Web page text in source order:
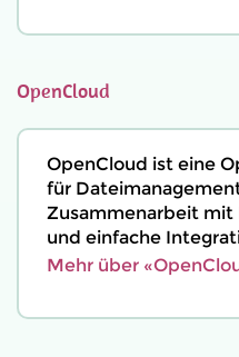
OpenCloud
OpenCloud ist eine
für
Zusammenarbeit mit
und einfache
Mehr über